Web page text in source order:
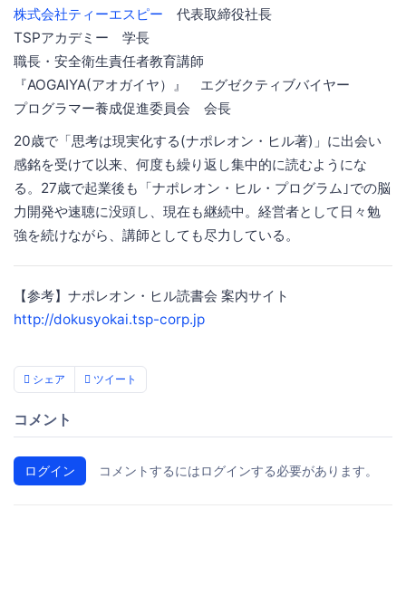
株式会社ティーエスピー 代表取締役社長
TSPアカデミー 学長
職長・安全衛生責任者教育講師
『AOGAIYA(アオガイヤ）』 エグゼクティブバイヤー
プログラマー養成促進委員会 会長
20歳で「思考は現実化する(ナポレオン・ヒル著)」に出会い
感銘を受けて以来、何度も繰り返し集中的に読むようにな
る。27歳で起業後も「ナポレオン・ヒル・プログラム｣での脳
力開発や速聴に没頭し、現在も継続中。経営者として日々勉
強を続けながら、講師としても尽力している。
【参考】ナポレオン・ヒル読書会 案内サイト
http://dokusyokai.tsp-corp.jp
シェア ツイート
コメント
ログイン コメントするにはログインする必要があります。